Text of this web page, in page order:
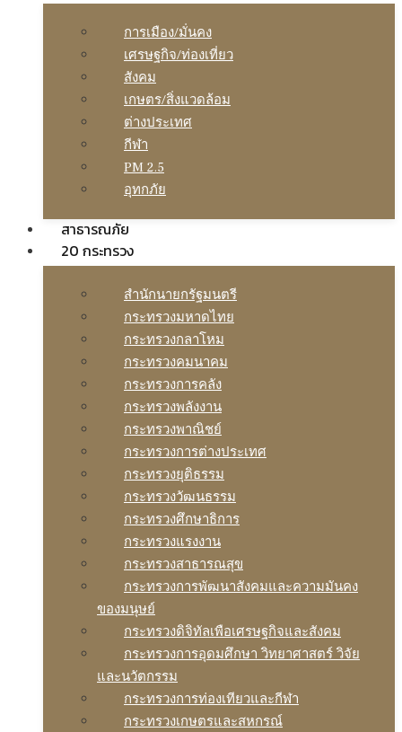
การเมือง/มั่นคง
เศรษฐกิจ/ท่องเที่ยว
สังคม
เกษตร/สิ่งแวดล้อม
ต่างประเทศ
กีฬา
PM 2.5
อุทกภัย
สาธารณภัย
20 กระทรวง
สํานักนายกรัฐมนตรี
กระทรวงมหาดไทย
กระทรวงกลาโหม
กระทรวงคมนาคม
กระทรวงการคลัง
กระทรวงพลังงาน
กระทรวงพาณิชย์
กระทรวงการต่างประเทศ
กระทรวงยุติธรรม
กระทรวงวัฒนธรรม
กระทรวงศึกษาธิการ
กระทรวงแรงงาน
กระทรวงสาธารณสุข
กระทรวงการพัฒนาสังคมและความมันคง
ของมนุษย์
กระทรวงดิจิทัลเพือเศรษฐกิจและสังคม
กระทรวงการอุดมศึกษา วิทยาศาสตร์ วิจัย
และนวัตกรรม
กระทรวงการท่องเทียวและกีฬา
กระทรวงเกษตรและสหกรณ์